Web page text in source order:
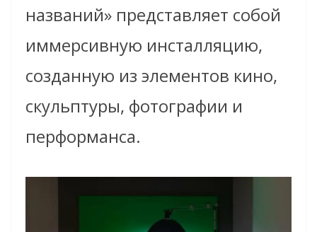
названий» представляет собой
иммерсивную инсталляцию,
созданную из элементов кино,
скульптуры, фотографии и
перформанса.